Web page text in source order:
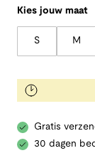
Kies jouw maat
S M
Gratis
30 dagen